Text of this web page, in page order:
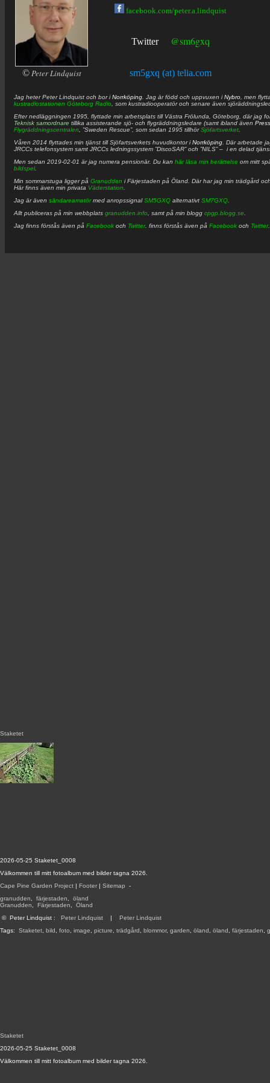
2026-05-25 Staketet_0008
Välkommen till mitt fotoalbum med bilder tagna 2026.
Cape Pine Garden Project | Footer | Sitemap -
granudden
färjestaden
öland
Granudden
Färjestaden
Öland
© Peter Lindquist : Peter Lindquist | Peter Lindquist
Tags: Staketet bild foto image picture trädgård blommor, garden öland öland färjestaden
Staketet
Staketet
2026-05-25 Staketet_0008
Välkommen till mitt fotoalbum med bilder tagna 2026.
© Peter Lindquist
facebook.com/peter.a.lindquist
Twitter @sm6gxq
sm5gxq (at) telia.com
Jag heterPeter Lindquist och bor iNorrköping . Jag är född och uppvuxen iNybro , men
kustradiostationen Göteborg Radio , som kustradiooperatör och senare även
Efter nedläggningen 1995, flyttade min arbetsplats till Västra Frölunda, Göteborg, där jag
Teknisk samordnare tillika assisterande sjö- och flygräddningsledare (samt ibland även
Flygräddningscentralen , ”Sweden Rescue”, som sedan 1995 tillhörSjöfartsverket
Våren 2014 flyttades min tjänst till Sjöfartsverkets huvudkontor iNorrköping . Där arbetade
JRCCs telefonsystem samt JRCCs ledningssystem ”DiscoSAR” och ”NILS” – i en delad
Men sedan 2019-02-01 är jag numera pensionär. Du kan här läsa min berättelse om mitt
bildspel.
Min sommarstuga ligger på Granudden i Färjestaden på Öland. Där har jag min trädgård
Här finns även min privata Väderstation
Jag är även sändareamatörmed anropssignalSM5GXQ alternativt SM7GXQ
Allt publiceras på min webbplats granudden.info , samt på min blogg cpgp.blogg.se
Jag finns förstås även på Facebook och Twitter. finns förstås även på Facebook och Twitter.